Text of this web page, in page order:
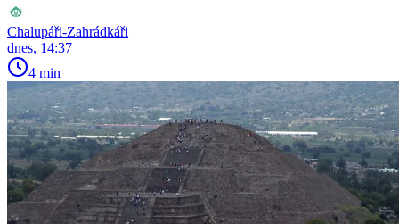
Chalupáři-Zahrádkáři
dnes, 14:37
4 min